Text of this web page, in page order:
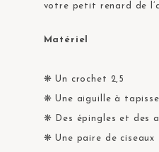
votre petit renard de
Matériel
❋ Un crochet 2,5
❋ Une aiguille à
❋ Des épingles et des
❋ Une paire de ciseaux